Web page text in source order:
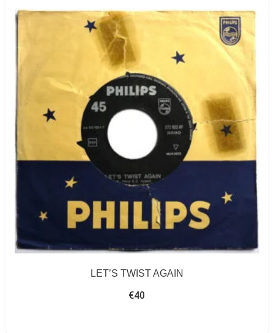
LET’S TWIST AGAIN
€40